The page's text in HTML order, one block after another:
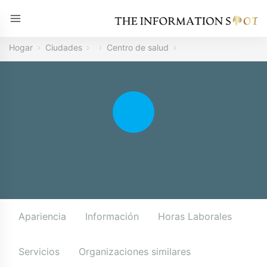
Hogar Ciudades Centro de salud
Apariencia Información Horas Laborales
Servicios Organizaciones similares